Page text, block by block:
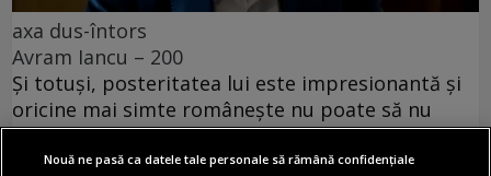
axa dus-întors
Avram Iancu – 200
Și totuși, posteritatea lui este impresionantă și
oricine mai simte românește nu poate să nu
simtă o înaltă emoție gîndindu-se la el.
Sever VOINESCU
Nouă ne pasă ca datele tale personale să rămână confidențiale